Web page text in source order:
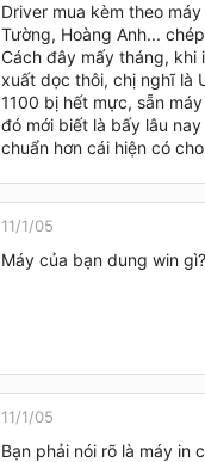
Driver mua kèm theo
Tường, Hoàng Anh...
Cách đây mấy tháng, khi
xuất dọc thôi, chị nghĩ là
1100 bị hết mực, sẵn
đó mới biết là bấy lâu
chuẩn hơn cái hiện có
11/1/05
Máy của bạn dung win
11/1/05
Bạn phải nói rõ là máy in